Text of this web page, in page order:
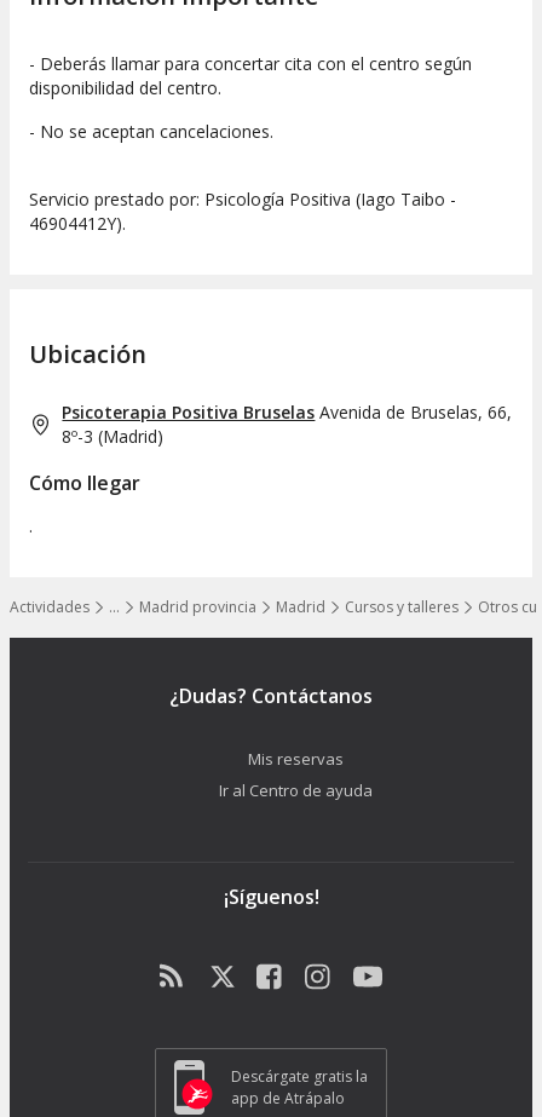
…
Mostrar todos los niveles
Actividades Madrid provincia Madrid Cursos y talleres Otros
- Deberás llamar para concertar cita con el centro según
disponibilidad del centro.
- No se aceptan cancelaciones.
Servicio prestado por: Psicología Positiva (Iago Taibo -
46904412Y).
Ubicación
Psicoterapia Positiva Bruselas Avenida de Bruselas, 66,
8º-3 (Madrid)
Cómo llegar
.
¿Dudas? Contáctanos
Mis reservas
Ir al Centro de ayuda
¡Síguenos!
Descárgate gratis la
app de Atrápalo